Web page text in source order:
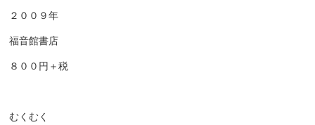
２００９年
福音館書店
８００円＋税
むくむく